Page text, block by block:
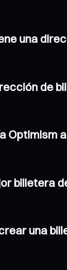
una
de
Optimism
billetera
una